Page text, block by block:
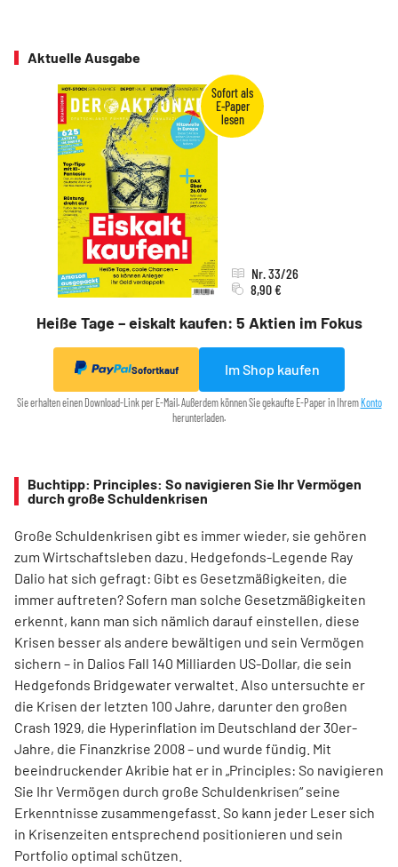
Aktuelle Ausgabe
Heiße Tage – eiskalt kaufen: 5 Aktien im Fokus
Nr. 33/26
8,90 €
Sofortkauf Im Shop kaufen
Sie erhalten einen Download-Link per E-Mail. Außerdem können Sie gekaufte E-Paper in Ihrem Konto
herunterladen.
Buchtipp: Principles: So navigieren Sie Ihr Vermögen
durch große Schuldenkrisen
Große Schuldenkrisen gibt es immer wieder, sie gehören
zum Wirtschaftsleben dazu. Hedgefonds-Legende Ray
Dalio hat sich gefragt: Gibt es Gesetzmäßigkeiten, die
immer auftreten? Sofern man solche Gesetzmäßigkeiten
erkennt, kann man sich nämlich darauf einstellen, diese
Krisen besser als andere bewältigen und sein Vermögen
sichern – in Dalios Fall 140 Milliarden US-Dollar, die sein
Hedgefonds Bridgewater verwaltet. Also untersuchte er
die Krisen der letzten 100 Jahre, darunter den großen
Crash 1929, die Hyperinflation im Deutschland der 30er-
Jahre, die Finanzkrise 2008 – und wurde fündig. Mit
beeindruckender Akribie hat er in „Principles: So navigieren
Sie Ihr Vermögen durch große Schuldenkrisen“ seine
Erkenntnisse zusammengefasst. So kann jeder Leser sich
in Krisenzeiten entsprechend positionieren und sein
Portfolio optimal schützen.